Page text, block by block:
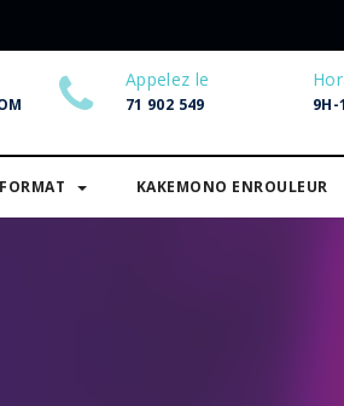
Appelez le
71 902 549 9H-
KAKEMONO ENROULEUR